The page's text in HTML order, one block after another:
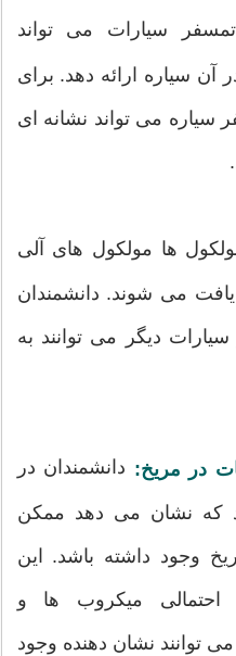
سیارات می تواند
آن سیاره ارائه دهد. برای
سیاره می تواند نشانه ای
ها مولکول های آلی
می شوند. دانشمندان
دیگر می توانند به
در مریخ: دانشمندان در
که نشان می دهد ممکن
وجود داشته باشد. این
میکروب ها و
توانند نشان دهنده وجود